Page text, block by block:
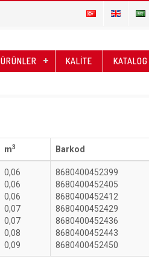
ÜRÜNLER KALİTE KATALOG
m3 Barkod
0,06
0,06
0,06
0,07
0,07
0,08
0,09
8680400452399
8680400452405
8680400452412
8680400452429
8680400452436
8680400452443
8680400452450